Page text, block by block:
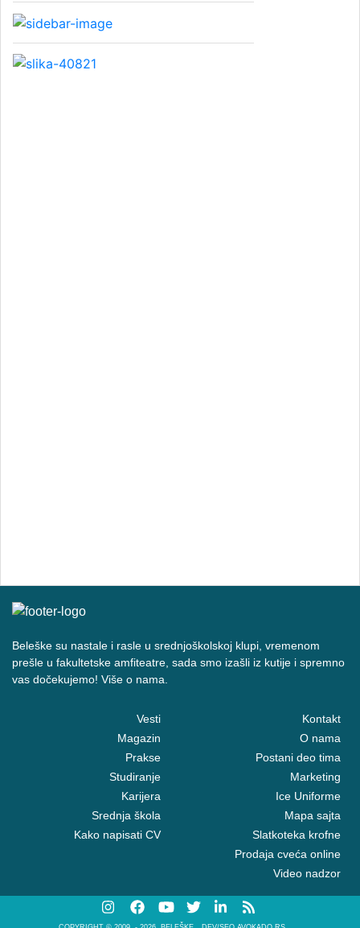
Beleške su nastale i rasle u srednjoškolskoj klupi, vremenom
prešle u fakultetske amfiteatre, sada smo izašli iz kutije i spremno
vas dočekujemo! Više o nama.
Vesti
Magazin
Prakse
Studiranje
Karijera
Srednja škola
Kako napisati CV
Kontakt
O nama
Postani deo tima
Marketing
Ice Uniforme
Mapa sajta
Slatkoteka krofne
Prodaja cveća online
Video nadzor